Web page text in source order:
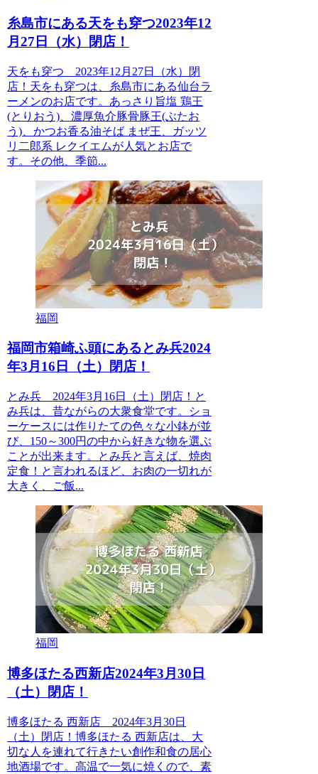
糸島市にある天をも穿つ2023年12
月27日（水）閉店！
天をも穿つ 2023年12月27日（水）閉
店！天をも穿つは、糸島市にある仙台ラ
ーメンのお店です。あっさり旨塩 鶏王
(とりおう)、濃厚魚介豚骨豚王(ぶたお
う)、かつお香る油そば まぜ王、ガッツ
リ二郎系 レクイエムが人気とお店で
す。その他、季節...
福岡
福岡市箱崎ふ頭にあるとみ兵2024
年3月16日（土）閉店！
とみ兵 2024年3月16日（土）閉店！と
み兵は、昔ながらの大衆食堂です。ショ
ーケースには作りたての色々な小鉢が並
び、150～300円の中から好きな物を選ぶ
ことが出来ます。とみ兵と言えば、焼肉
定食！と言われるほど、お肉の一切れが
大きく、ご飯...
福岡
博多ほたる西新店2024年3月30日
（土）閉店！
博多ほたる 西新店 2024年3月30日
（土）閉店！博多ほたる 西新店は、大
切な人を連れて行きたい創作和食の居心
地酒場です。高温で一気に焼くので、素